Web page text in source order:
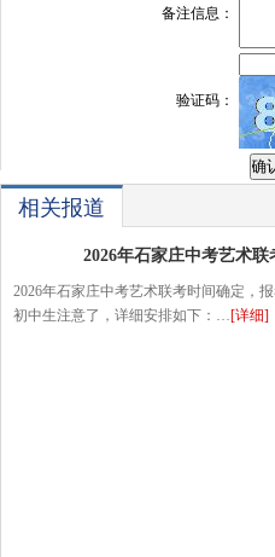
备注信息：
验证码：
相关报道
2026年石家庄中考艺术联
2026年石家庄中考艺术联考时间确定，
初中生注意了，详细安排如下：…[详细]